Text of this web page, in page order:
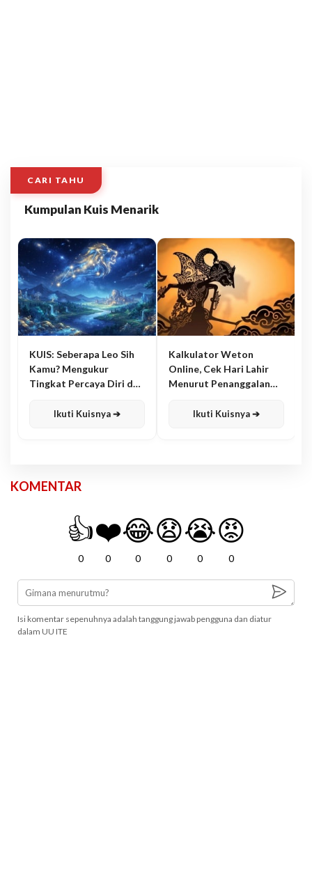
CARI TAHU
Kumpulan Kuis Menarik
KUIS: Seberapa Leo Sih
Kamu? Mengukur
Tingkat Percaya Diri dan
Ikuti Kuisnya ➔
Kalkulator Weton
Online, Cek Hari Lahir
Menurut Penanggalan
Ikuti Kuisnya ➔
KOMENTAR
👍
0
❤️
0
😂
0
😧
0
😭
0
😡
0
Isi komentar sepenuhnya adalah tanggung jawab pengguna dan diatur
dalam UU ITE